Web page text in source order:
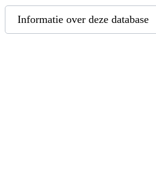
Informatie over deze database